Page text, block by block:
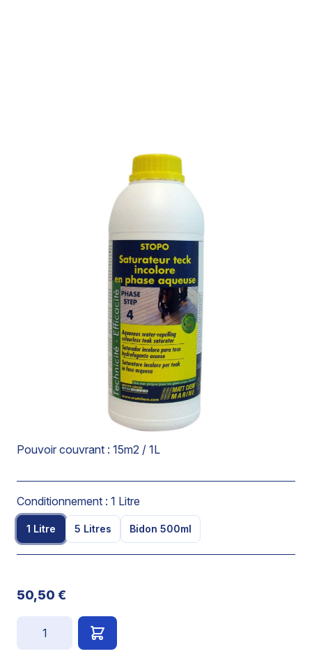
SATURATEUR POUR TECK
EN PHASE AQUEUSE
918M
SATURATEUR POUR TECK EN PHASE AQUEUSE
Saturateur hydrofuge incolore qui réduit de façon
significative le gonflement du bois et son aptitude à
Application au pinceau.
La surface est hydrofugée en 30 minutes et effet
maximal de protection en 48 heures.
Pouvoir couvrant : 15m2 / 1L
Conditionnement : 1 Litre
1 Litre 5 Litres Bidon 500ml
50,50 €